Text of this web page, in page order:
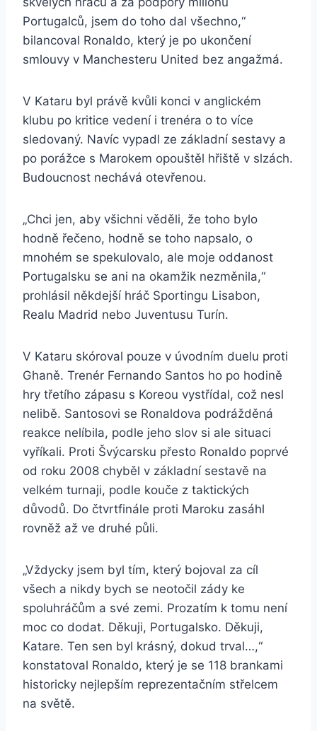
Portugalců, jsem do toho dal všechno,“
bilancoval Ronaldo, který je po ukončení
smlouvy v Manchesteru United bez angažmá.
V Kataru byl právě kvůli konci v anglickém
klubu po kritice vedení i trenéra o to více
sledovaný. Navíc vypadl ze základní sestavy a
po porážce s Marokem opouštěl hřiště v slzách.
Budoucnost nechává otevřenou.
„Chci jen, aby všichni věděli, že toho bylo
hodně řečeno, hodně se toho napsalo, o
mnohém se spekulovalo, ale moje oddanost
Portugalsku se ani na okamžik nezměnila,“
prohlásil někdejší hráč Sportingu Lisabon,
Realu Madrid nebo Juventusu Turín.
V Kataru skóroval pouze v úvodním duelu proti
Ghaně. Trenér Fernando Santos ho po hodině
hry třetího zápasu s Koreou vystřídal, což nesl
nelibě. Santosovi se Ronaldova podrážděná
reakce nelíbila, podle jeho slov si ale situaci
vyříkali. Proti Švýcarsku přesto Ronaldo poprvé
od roku 2008 chyběl v základní sestavě na
velkém turnaji, podle kouče z taktických
důvodů. Do čtvrtfinále proti Maroku zasáhl
rovněž až ve druhé půli.
„Vždycky jsem byl tím, který bojoval za cíl
všech a nikdy bych se neotočil zády ke
spoluhráčům a své zemi. Prozatím k tomu není
moc co dodat. Děkuji, Portugalsko. Děkuji,
Katare. Ten sen byl krásný, dokud trval…,“
konstatoval Ronaldo, který je se 118 brankami
historicky nejlepším reprezentačním střelcem
na světě.